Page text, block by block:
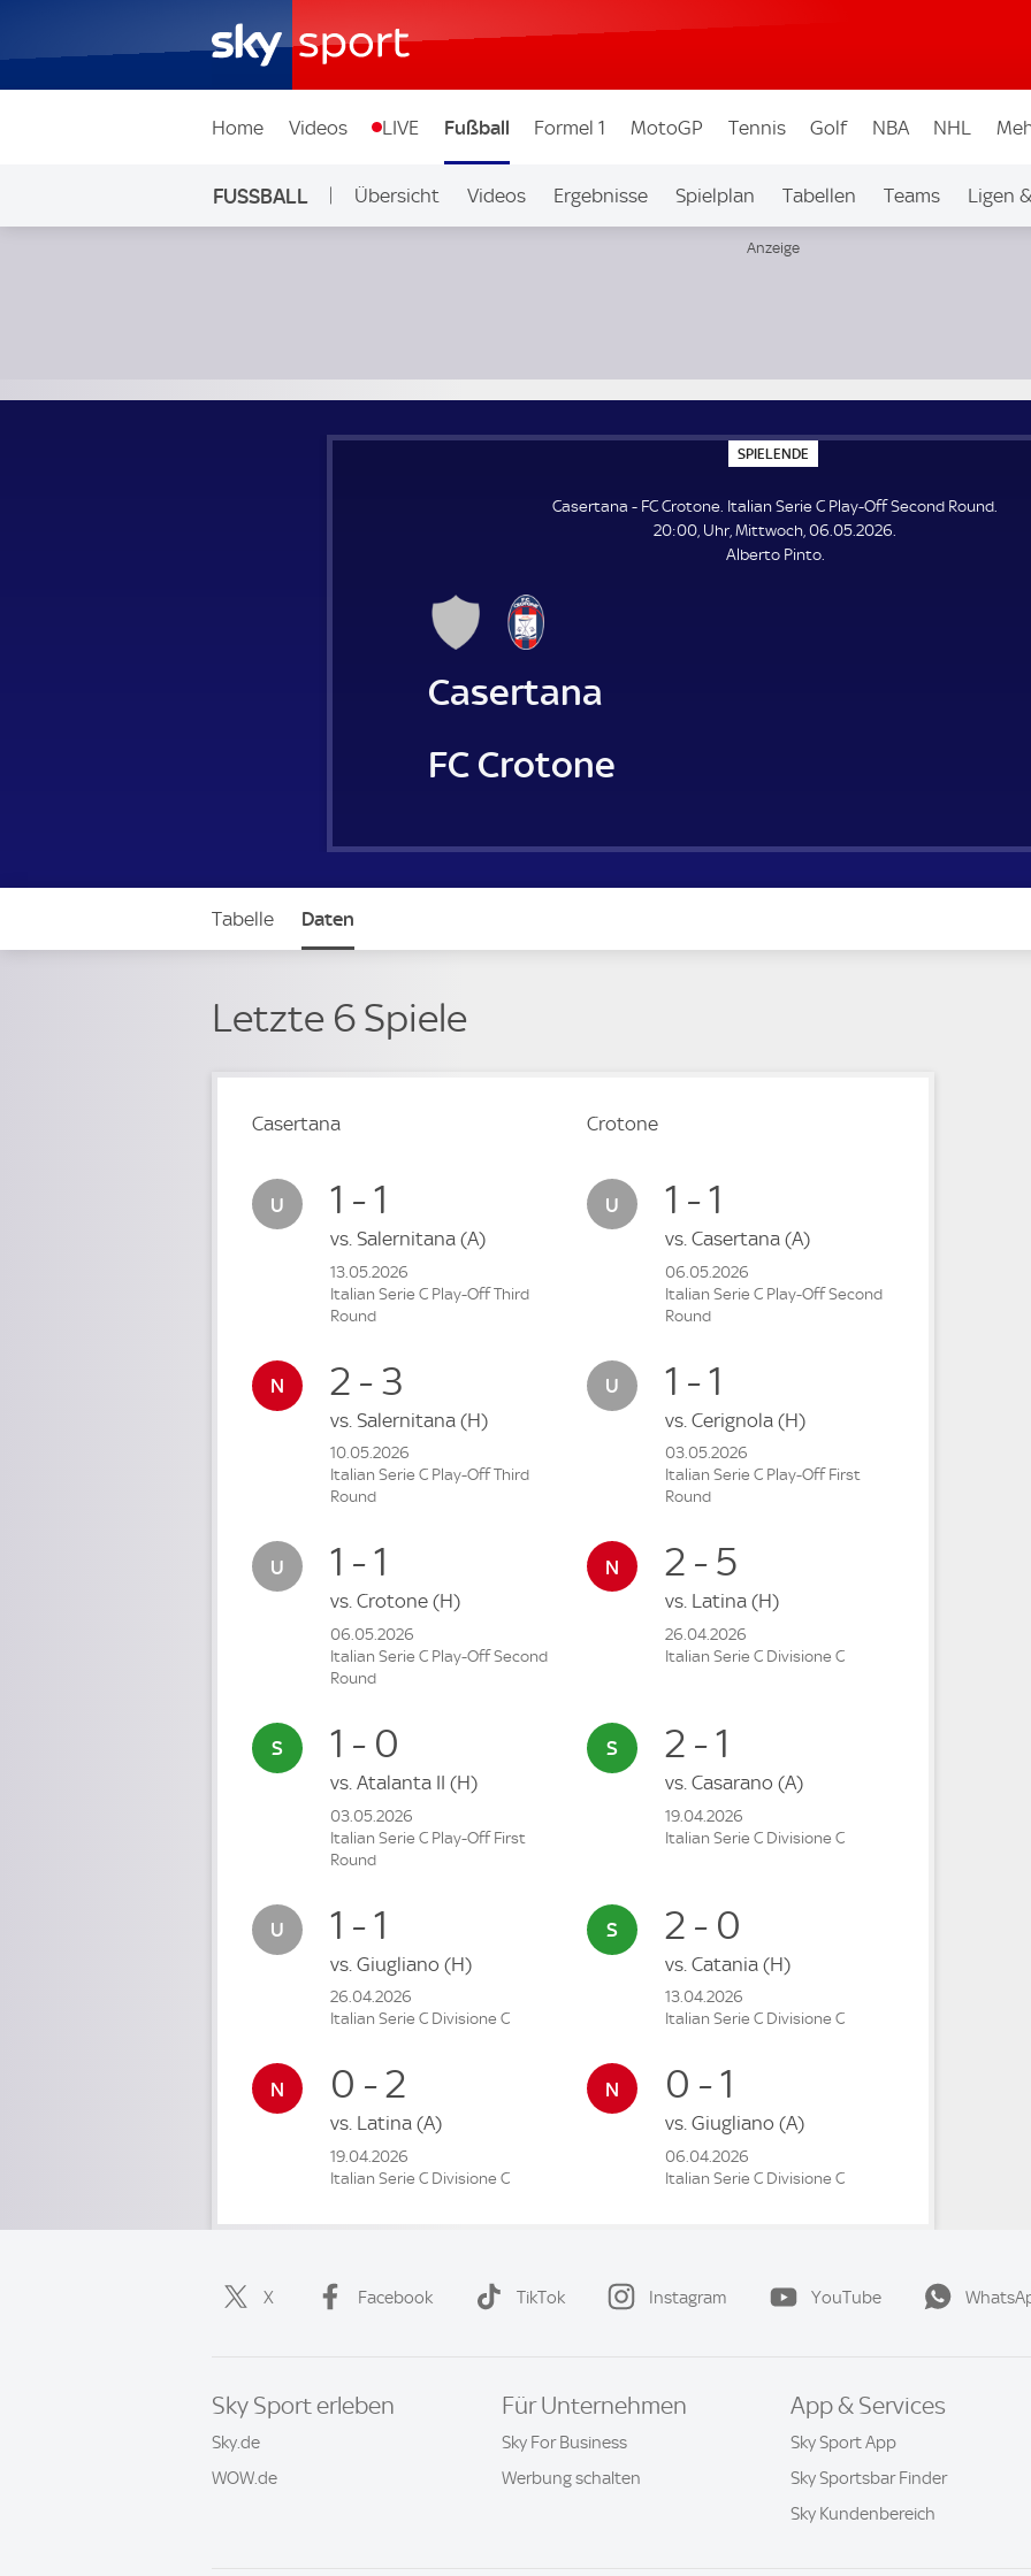
Home Videos LIVE Fußball Formel 1 MotoGP Tennis Golf NBA NHL
FUSSBALL Übersicht Videos Ergebnisse Spielplan Tabellen Teams Ligen
SPIELENDE
P
E
L
E
N
Casertana - FC Crotone. Italian Serie C Play-Off Second Round.
20:00, Uhr, Mittwoch, 06.05.2026.
Alberto Pinto.
Casertana
FC Crotone
Tabelle Daten
Letzte 6 Spiele
Casertana
1 - 1
vs. Salernitana (A)
13.05.2026
Italian Serie C Play-Off Third
Round
2 - 3
vs. Salernitana (H)
10.05.2026
Italian Serie C Play-Off Third
Round
1 - 1
vs. Crotone (H)
06.05.2026
Italian Serie C Play-Off Second
Round
1 - 0
vs. Atalanta II (H)
03.05.2026
Italian Serie C Play-Off First
Round
1 - 1
vs. Giugliano (H)
26.04.2026
Italian Serie C Divisione C
0 - 2
vs. Latina (A)
19.04.2026
Italian Serie C Divisione C
Crotone
1 - 1
vs. Casertana (A)
06.05.2026
Italian Serie C Play-Off Second
Round
1 - 1
vs. Cerignola (H)
03.05.2026
Italian Serie C Play-Off First
Round
2 - 5
vs. Latina (H)
26.04.2026
Italian Serie C Divisione C
2 - 1
vs. Casarano (A)
19.04.2026
Italian Serie C Divisione C
2 - 0
vs. Catania (H)
13.04.2026
Italian Serie C Divisione C
0 - 1
vs. Giugliano (A)
06.04.2026
Italian Serie C Divisione C
X Facebook TikTok Instagram YouTube
Sky Sport erleben
Sky.de
WOW.de
Für Unternehmen
Sky For Business
Werbung schalten
App & Services
Sky Sport App
Sky Sportsbar Finder
Sky Kundenbereich